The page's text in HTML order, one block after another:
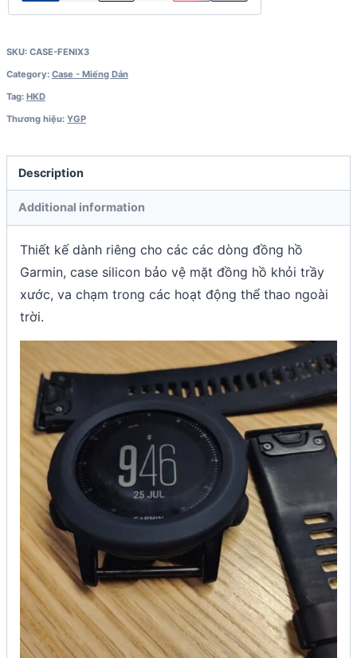
Tactix
Bravo
quantity
SKU: CASE-FENIX3
Category: Case - Miếng Dán
Tag: HKD
Thương hiệu: YGP
Description
Additional information
Thiết kế dành riêng cho các các dòng đồng hồ
Garmin, case silicon bảo vệ mặt đồng hồ khỏi trầy
xước, va chạm trong các hoạt động thể thao ngoài
trời.